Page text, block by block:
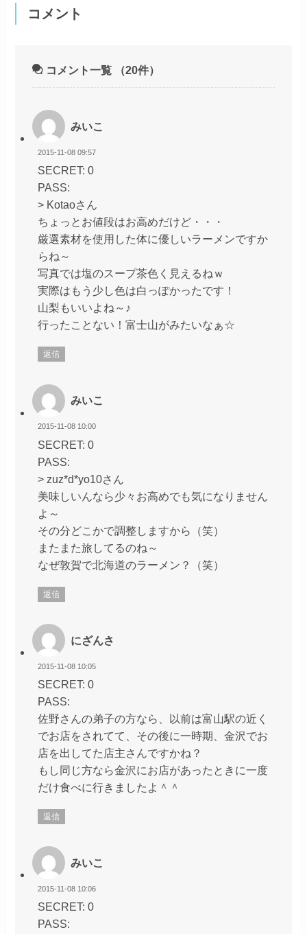
コメント
コメント一覧 （20件）
みいこ
2015-11-08 09:57
SECRET: 0
PASS:
> Kotaoさん
ちょっとお値段はお高めだけど・・・
厳選素材を使用した体に優しいラーメンですか
らね～
写真では塩のスープ茶色く見えるねｗ
実際はもう少し色は白っぽかったです！
山梨もいいよね～♪
行ったことない！富士山がみたいなぁ☆
返信
みいこ
2015-11-08 10:00
SECRET: 0
PASS:
> zuz*d*yo10さん
美味しいんなら少々お高めでも気になりません
よ～
その分どこかで調整しますから（笑）
またまた旅してるのね～
なぜ敦賀で北海道のラーメン？（笑）
返信
にざんさ
2015-11-08 10:05
SECRET: 0
PASS:
佐野さんの弟子の方なら、以前は富山駅の近く
でお店をされてて、その後に一時期、金沢でお
店を出してた店主さんですかね？
もし同じ方なら金沢にお店があったときに一度
だけ食べに行きましたよ＾＾
返信
みいこ
2015-11-08 10:06
SECRET: 0
PASS: